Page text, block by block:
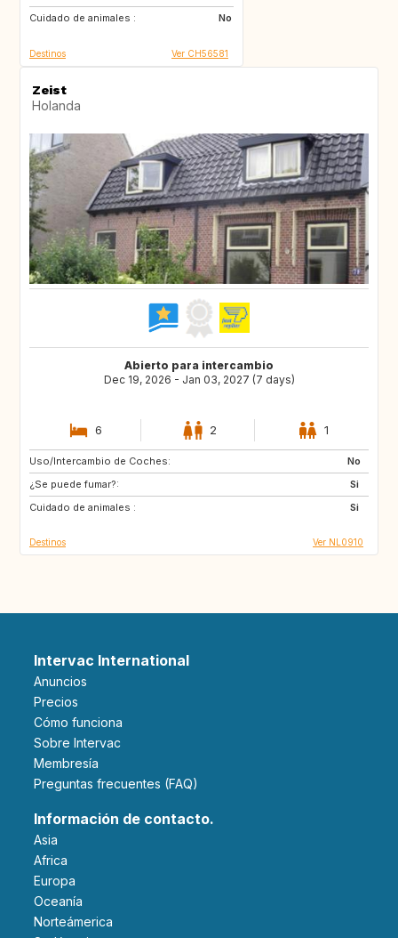
Cuidado de animales :
No
IE
Destinos Ver CH56581
Zeist
Holanda
Abierto para intercambio
Dec 19, 2026 - Jan 03, 2027 (7 days)
6 2 1
Uso/Intercambio de Coches:
No
¿Se puede fumar?:
Si
Cuidado de animales :
Si
FR
DE
GB
Destinos Ver NL0910
Intervac International
Anuncios
Precios
Cómo funciona
Sobre Intervac
Membresía
Preguntas frecuentes (FAQ)
Información de contacto.
Asia
Africa
Europa
Oceanía
Norteámerica